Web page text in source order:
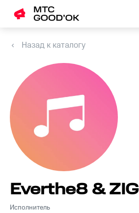
Назад к каталогу
Исполнитель
Everthe8 & ZIG